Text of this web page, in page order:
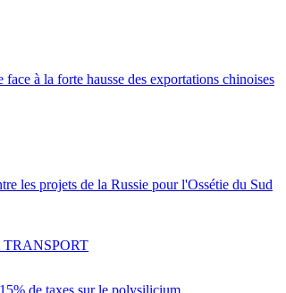
à la forte hausse des exportations chinoises
les projets de la Russie pour l'Ossétie du Sud